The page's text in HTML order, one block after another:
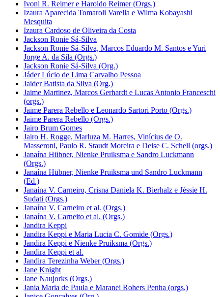
Ivoni R. Reimer e Haroldo Reimer (Orgs.)
Izaura Aparecida Tomaroli Varella e Wilma Kobayashi
Mesquita
Izaura Cardoso de Oliveira da Costa
Jackson Ronie Sá-Silva
Jackson Ronie Sá-Silva, Marcos Eduardo M. Santos e Yuri
Jorge A. da Sila (Orgs.)
Jackson Ronie Sá-Silva (Org.)
Jáder Lúcio de Lima Carvalho Pessoa
Jaider Batista da Silva (Org.)
Jaime Martinez, Marcos Gerhardt e Lucas Antonio Franceschi
(orgs.)
Jaime Parera Rebello e Leonardo Sartori Porto (Orgs.)
Jaime Parera Rebello (Orgs.)
Jairo Brum Gomes
Jairo H. Rogge, Marluza M. Harres, Vinícius de O.
Masseroni, Paulo R. Staudt Moreira e Deise C. Schell (orgs.)
Janaína Hübner, Nienke Pruiksma e Sandro Luckmann
(Orgs.)
Janaína Hübner, Nienke Pruiksma und Sandro Luckmann
(Ed.)
Janaína V. Carneiro, Crisna Daniela K. Bierhalz e Jéssie H.
Sudati (Orgs.)
Janaína V. Carneiro et al. (Orgs.)
Janaína V. Carneito et al. (Orgs.)
Jandira Keppi
Jandira Keppi e Maria Lucia C. Gomide (Orgs.)
Jandira Keppi e Nienke Pruiksma (Orgs.)
Jandira Keppi et al.
Jandira Terezinha Weber (Orgs.)
Jane Knight
Jane Naujorks (Orgs.)
Jania Maria de Paula e Maranei Rohers Penha (orgs.)